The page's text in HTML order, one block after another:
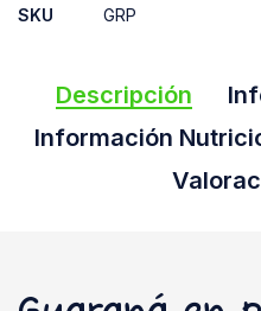
SKU
GRP
Descripción
Información